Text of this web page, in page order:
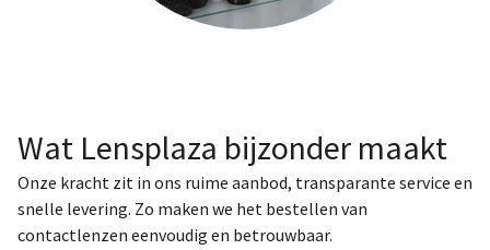
Wat Lensplaza bijzonder maakt
Onze kracht zit in ons ruime aanbod, transparante service en
snelle levering. Zo maken we het bestellen van
contactlenzen eenvoudig en betrouwbaar.